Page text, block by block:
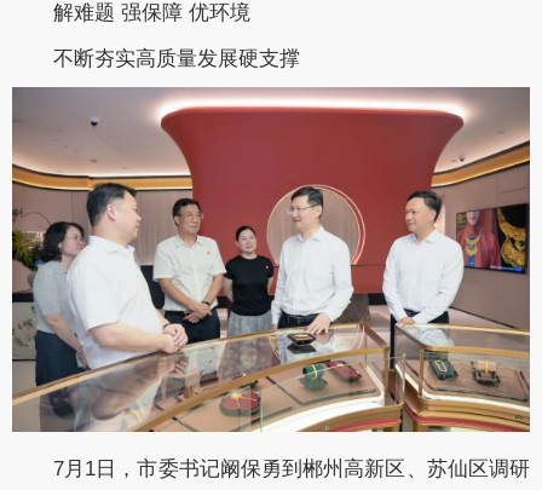
解难题 强保障 优环境
不断夯实高质量发展硬支撑
7月1日，市委书记阚保勇到郴州高新区、苏仙区调研